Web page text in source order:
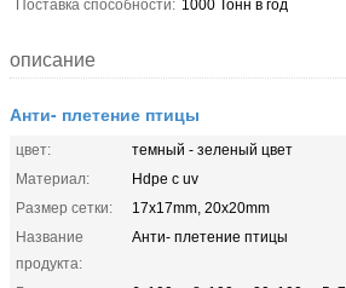
Поставка способности: 1000 Тонн в год
описание
Анти- плетение птицы
цвет:
темный - зеленый цвет
Материал:
Hdpe с uv
Размер сетки:
17x17mm, 20x20mm
Название
продукта:
Анти- плетение птицы